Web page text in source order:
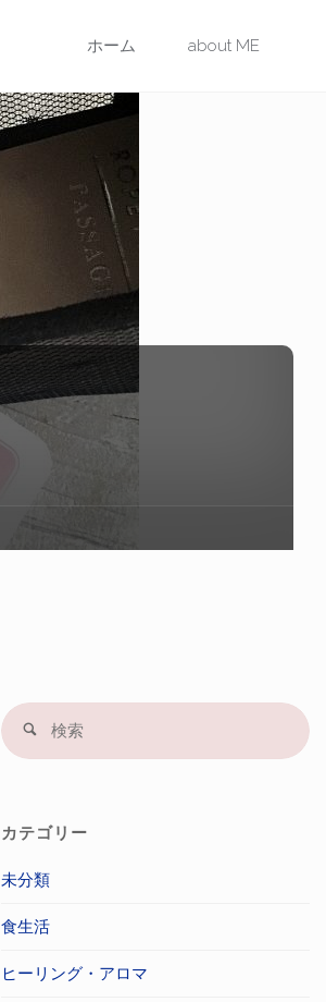
ン
ツ
ス
プ
ホーム about ME
検
カテゴリー
未分類
食生活
ヒーリング・アロマ